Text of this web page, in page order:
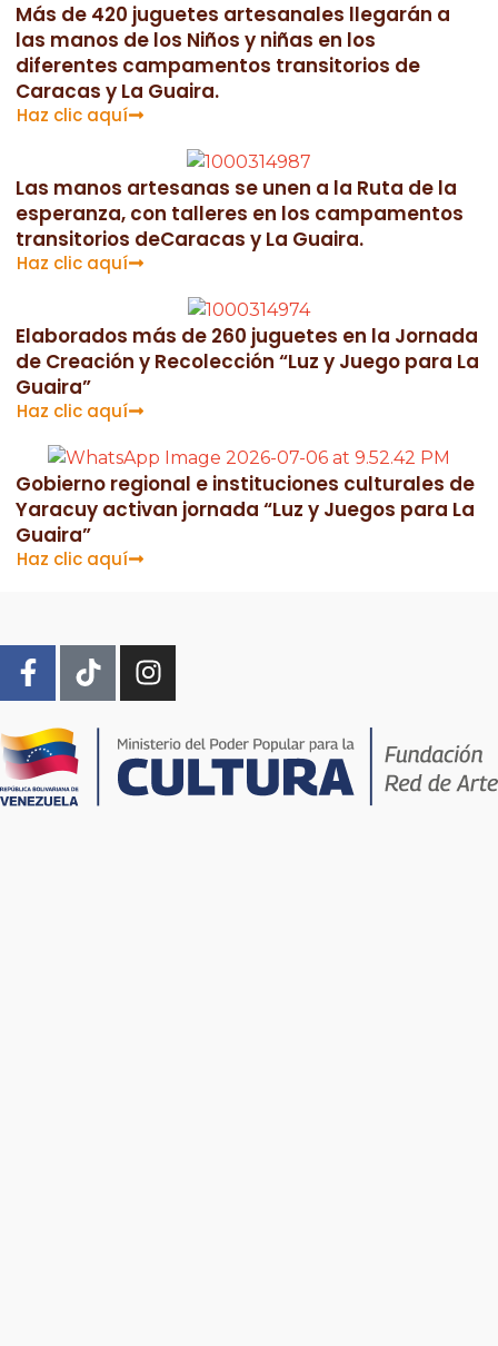
Más de 420 juguetes artesanales llegarán a
las manos de los Niños y niñas en los
diferentes campamentos transitorios de
Caracas y La Guaira.
Haz clic aquí
Las manos artesanas se unen a la Ruta de la
esperanza, con talleres en los campamentos
transitorios deCaracas y La Guaira.
Haz clic aquí
Elaborados más de 260 juguetes en la Jornada
de Creación y Recolección “Luz y Juego para La
Guaira”
Haz clic aquí
​Gobierno regional e instituciones culturales de
Yaracuy activan jornada “Luz y Juegos para La
Guaira”
Haz clic aquí